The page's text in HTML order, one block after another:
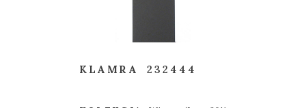
KLAMRA 232444